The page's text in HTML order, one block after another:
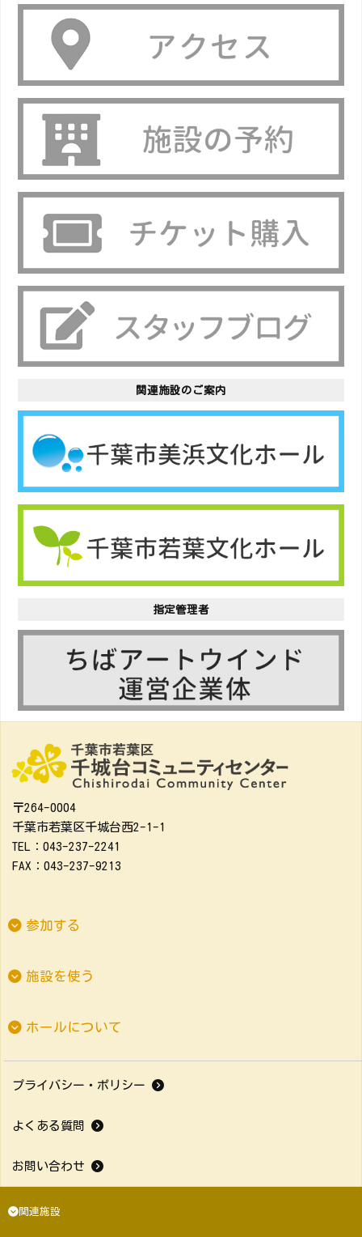
関連施設のご案内
指定管理者
〒264-0004
千葉市若葉区千城台西2-1-1
TEL：043-237-2241
FAX：043-237-9213
参加する
施設を使う
ホールについて
プライバシー・ポリシー
よくある質問
お問い合わせ
関連施設